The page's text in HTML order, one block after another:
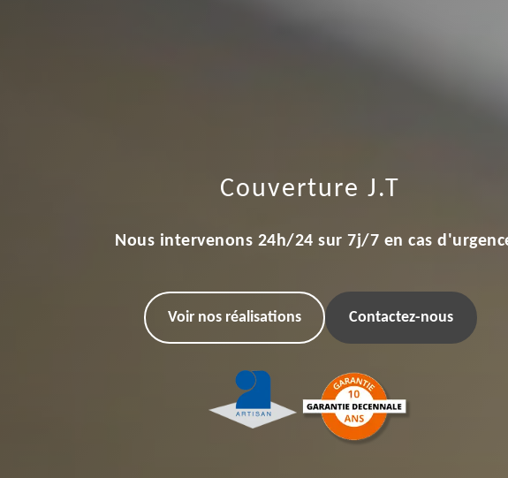
Couverture J.T
Nous intervenons 24h/24 sur 7j/7 en cas
Voir nos réalisations Contactez-nous